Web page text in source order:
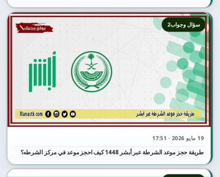
19 مايو 2026 · 17:51
طريقة حجز موعد الشرطة عبر أبشر 1448 كيف احجز موعد في مركز الشرطه؟
سؤال وجواب2